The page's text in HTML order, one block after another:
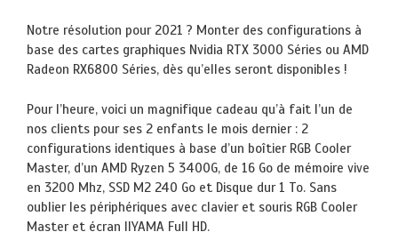
Notre résolution pour 2021 ? Monter des configurations à
base des cartes graphiques Nvidia RTX 3000 Séries ou AMD
Radeon RX6800 Séries, dès qu’elles seront disponibles !
Pour l’heure, voici un magnifique cadeau qu’à fait l’un de
nos clients pour ses 2 enfants le mois dernier : 2
configurations identiques à base d’un boîtier RGB Cooler
Master, d’un AMD Ryzen 5 3400G, de 16 Go de mémoire vive
en 3200 Mhz, SSD M2 240 Go et Disque dur 1 To. Sans
oublier les périphériques avec clavier et souris RGB Cooler
Master et écran IIYAMA Full HD.